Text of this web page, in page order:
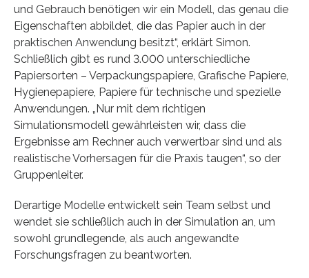
und Gebrauch benötigen wir ein Modell, das genau die
Eigenschaften abbildet, die das Papier auch in der
praktischen Anwendung besitzt“, erklärt Simon.
Schließlich gibt es rund 3.000 unterschiedliche
Papiersorten – Verpackungspapiere, Grafische Papiere,
Hygienepapiere, Papiere für technische und spezielle
Anwendungen. „Nur mit dem richtigen
Simulationsmodell gewährleisten wir, dass die
Ergebnisse am Rechner auch verwertbar sind und als
realistische Vorhersagen für die Praxis taugen“, so der
Gruppenleiter.
Derartige Modelle entwickelt sein Team selbst und
wendet sie schließlich auch in der Simulation an, um
sowohl grundlegende, als auch angewandte
Forschungsfragen zu beantworten.